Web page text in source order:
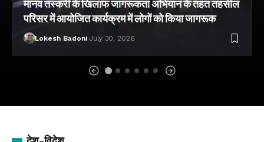
मानव तस्करी के खिलाफ जागरूकता अभियान के तहत तहसील
परिसर में आयोजित कार्यक्रम में लोगों को किया जागरूक
Lokesh Badoni July 30, 2026